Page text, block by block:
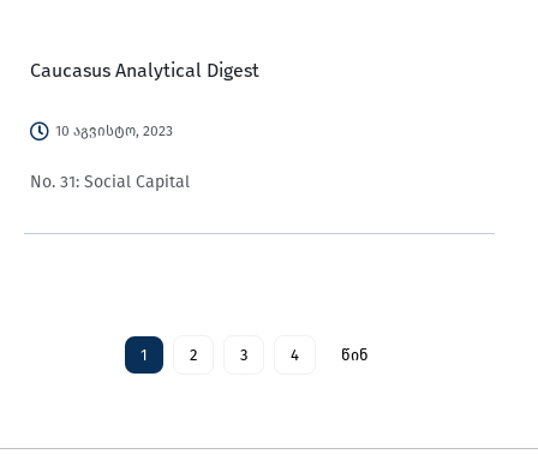
Caucasus Analytical Digest
10 აგვისტო, 2023
No. 31: Social Capital
1 2 3 4 წინ